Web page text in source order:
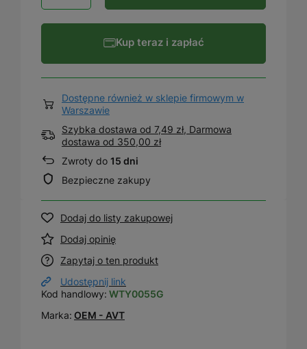
Kup teraz i zapłać
Dostępne również w sklepie firmowym w
Warszawie
Szybka dostawa od 7,49 zł, Darmowa
dostawa od 350,00 zł
Zwroty do 15 dni
Bezpieczne zakupy
Dodaj do listy zakupowej
Dodaj opinię
Zapytaj o ten produkt
Udostępnij link
Kod handlowy: WTY0055G
Marka: OEM - AVT